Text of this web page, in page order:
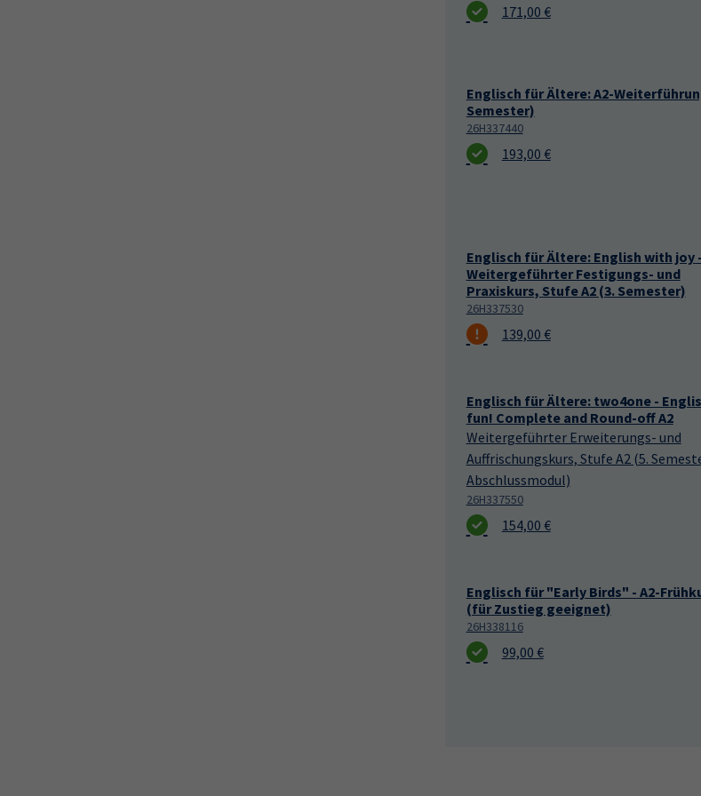
171,00 €
Englisch für Ältere: A2-
Semester)
26H337440
193,00 €
Englisch für Ältere: English with joy -
Weitergeführter Festigungs- und
Praxiskurs, Stufe A2 (3. Semester)
26H337530
139,00 €
Englisch für Ältere: two4one -
fun! Complete and Round-off A2
Weitergeführter Erweiterungs- und
Auffrischungskurs, Stufe A2 (5.
Abschlussmodul)
26H337550
154,00 €
Englisch für "Early Birds" - A2-
(für Zustieg geeignet)
26H338116
99,00 €